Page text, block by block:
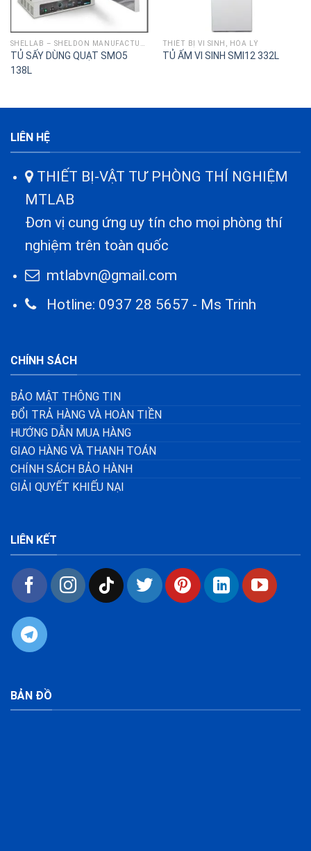
TỦ SẤY DÙNG QUẠT SMO5
138L
THIÊT BỊ VI SINH, HÓA LÝ
TỦ ẤM VI SINH SMI12 332L
LIÊN HỆ
THIẾT BỊ-VẬT TƯ PHÒNG THÍ NGHIỆM
MTLAB
Đơn vị cung ứng uy tín cho mọi phòng thí
nghiệm trên toàn quốc
mtlabvn@gmail.com
Hotline: 0937 28 5657 - Ms Trinh
CHÍNH SÁCH
BẢO MẬT THÔNG TIN
ĐỔI TRẢ HÀNG VÀ HOÀN TIỀN
HƯỚNG DẪN MUA HÀNG
GIAO HÀNG VÀ THANH TOÁN
CHÍNH SÁCH BẢO HÀNH
GIẢI QUYẾT KHIẾU NẠI
LIÊN KẾT
BẢN ĐỒ